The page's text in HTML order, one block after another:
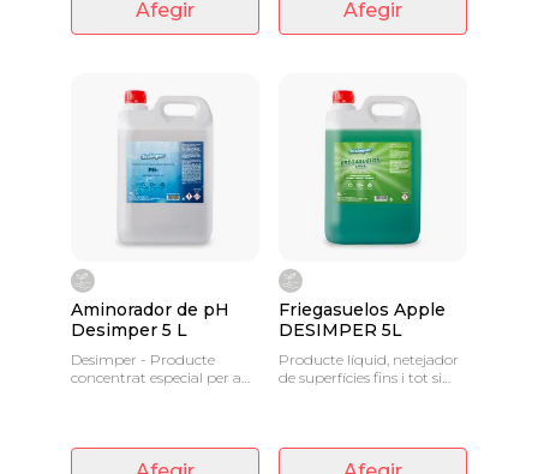
Afegir Afegir
Aminorador de pH
Desimper 5 L
Desimper - Producte
concentrat especial per a
Friegasuelos Apple
DESIMPER 5L
Producte líquid, netejador
de superfícies fins i tot si